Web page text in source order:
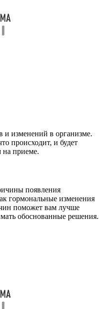
и изменений в организме.
происходит, и будет
на приеме.
появления
гормональные изменения
поможет вам лучше
обоснованные решения.